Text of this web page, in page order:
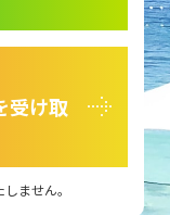
受け取
ません。